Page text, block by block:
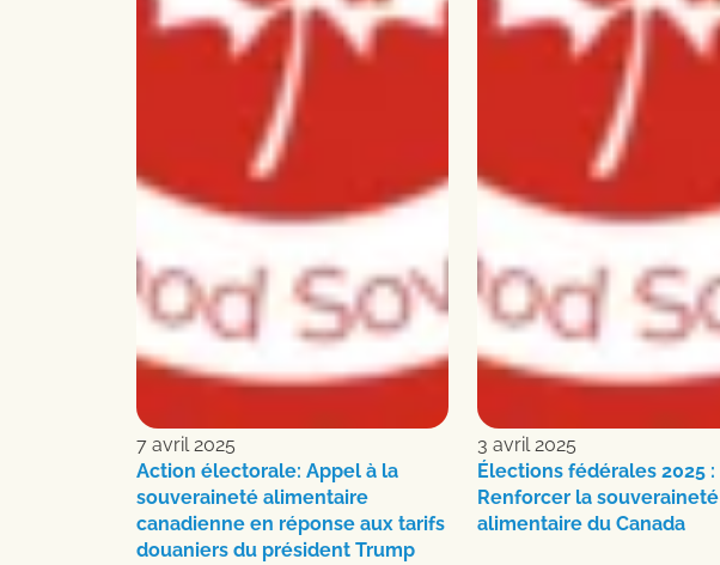
7 avril 2025
Action électorale: Appel à la
souveraineté alimentaire
canadienne en réponse aux tarifs
douaniers du président Trump
3 avril 2025
Élections fédérales 2025 :
Renforcer la souveraineté
alimentaire du Canada